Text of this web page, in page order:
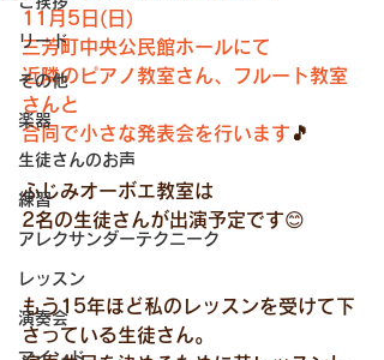
リード
その他
楽器
生徒さんのお声
練習
アレクサンダーテクニーク
レッスン
演奏会
11月5日(日)
三芳町中央公民館ホールにて
近隣のピアノ教室さん、フルート教室
さんと
合同で小さな発表会を行います 🎵
ふじみオーボエ教室は
2名の生徒さんが出演予定です😊
もう15年ほど私のレッスンを受けて下
さっている生徒さん。